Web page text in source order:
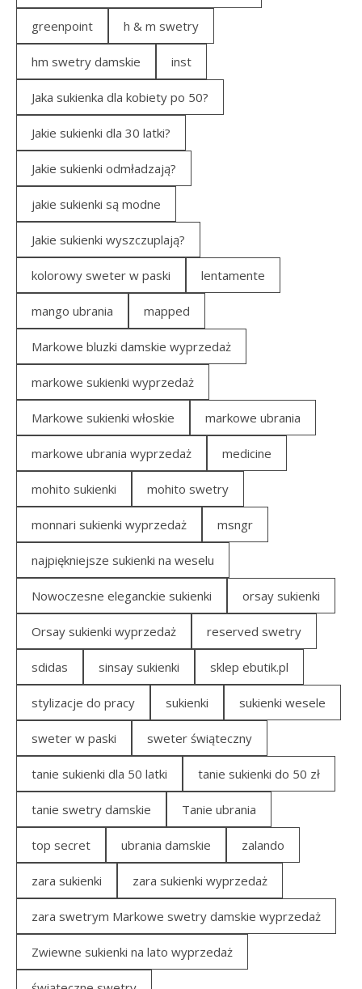
greenpoint h & m swetry
hm swetry damskie inst
Jaka sukienka dla kobiety po 50?
Jakie sukienki dla 30 latki?
Jakie sukienki odmładzają?
jakie sukienki są modne
Jakie sukienki wyszczuplają?
kolorowy sweter w paski lentamente
mango ubrania mapped
Markowe bluzki damskie wyprzedaż
markowe sukienki wyprzedaż
Markowe sukienki włoskie markowe ubrania
markowe ubrania wyprzedaż medicine
mohito sukienki mohito swetry
monnari sukienki wyprzedaż msngr
najpiękniejsze sukienki na weselu
Nowoczesne eleganckie sukienki orsay sukienki
Orsay sukienki wyprzedaż reserved swetry
sdidas sinsay sukienki sklep ebutik.pl
stylizacje do pracy sukienki sukienki wesele
sweter w paski sweter świąteczny
tanie sukienki dla 50 latki tanie sukienki do 50 zł
tanie swetry damskie Tanie ubrania
top secret ubrania damskie zalando
zara sukienki zara sukienki wyprzedaż
zara swetrym Markowe swetry damskie wyprzedaż
Zwiewne sukienki na lato wyprzedaż